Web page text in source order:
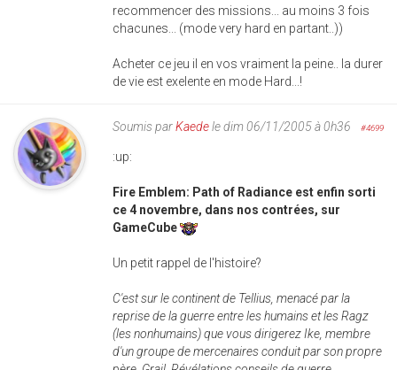
recommencer des missions... au moins 3 fois
chacunes... (mode very hard en partant..))
Acheter ce jeu il en vos vraiment la peine.. la durer
de vie est exelente en mode Hard...!
Soumis parKaedele dim 06/11/2005 à 0h36 #4699
:up:
Fire Emblem: Path of Radiance est enfin sorti
ce 4 novembre, dans nos contrées, sur
GameCube
Un petit rappel de l'histoire?
C'est sur le continent de Tellius, menacé par la
reprise de la guerre entre les humains et les Ragz
(les nonhumains) que vous dirigerez Ike, membre
d'un groupe de mercenaires conduit par son propre